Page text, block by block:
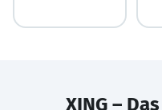
XING –